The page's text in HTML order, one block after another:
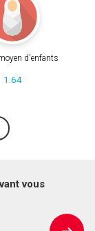
d'enfants
1.64
vous